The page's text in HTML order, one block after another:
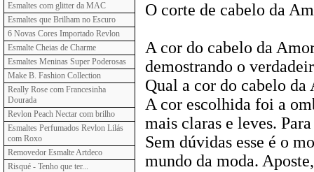
Esmaltes com glitter da MAC
Esmaltes que Brilham no Escuro
6 Novas Cores Importado Revlon
Esmalte Cheias de Charme
Esmaltes Meninas Super Poderosas
Make B. Fashion Collection
Really Rose com Francesinha
Dourada
Revlon Peach Nectar com brilho
Esmaltes Perfumados Revlon Lilás
com Roxo
Removedor Esmalte Artdeco
Risqué - Tenho que ter...
O corte de cabelo da
A cor do cabelo da
demostrando o
Qual a cor do cabelo da
A cor escolhida foi a
mais claras e leves.
Sem dúvidas esse é o
mundo da moda.